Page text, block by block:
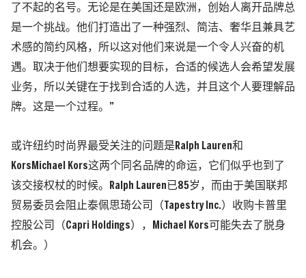
了不起的名号。无论是在美国还是欧洲，创始人离开品牌总
是一个挑战。他们打造出了一种强烈、简洁、奢华且兼具艺
术感的简约风格，所以这对他们来说是一个令人兴奋的机
遇。取决于他们想要实现的目标，合适的候选人会希望发展
业务，所以关键在于找到合适的人选，并且这个人要理解品
牌。这是一个过程。”
或许纽约时尚界最受关注的问题是Ralph Lauren和
KorsMichael Kors这两个同名品牌的命运，它们似乎也到了
该交接权杖的时候。Ralph Lauren已85岁，而由于美国联邦
贸易委员会阻止泰佩思琦公司（Tapestry Inc.）收购卡普里
控股公司（Capri Holdings），Michael Kors可能失去了脱身
机会。）